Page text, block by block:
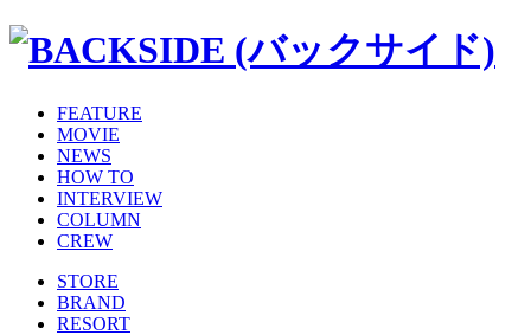
FEATURE
MOVIE
NEWS
HOW TO
INTERVIEW
COLUMN
CREW
STORE
BRAND
RESORT